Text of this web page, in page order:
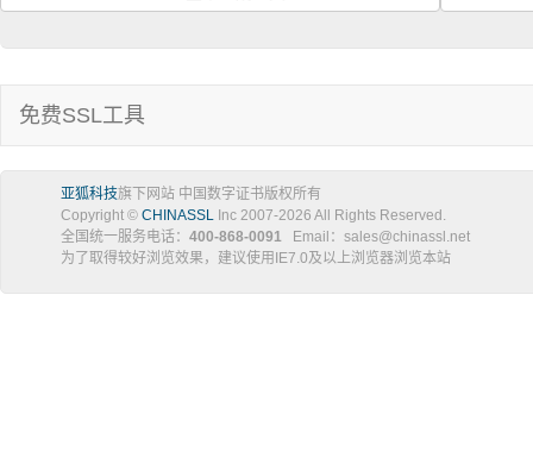
免费SSL工具
亚狐科技旗下网站 中国数字证书版权所有
Copyright © CHINASSL Inc 2007-2026 All Rights Reserved.
全国统一服务电话： 400-868-0091 Email：sales@chinassl.net
为了取得较好浏览效果，建议使用IE7.0及以上浏览器浏览本站